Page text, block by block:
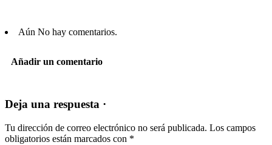
Aún No hay comentarios.
Añadir un comentario
Deja una respuesta ·
Tu dirección de correo electrónico no será publicada. Los campos
obligatorios están marcados con *